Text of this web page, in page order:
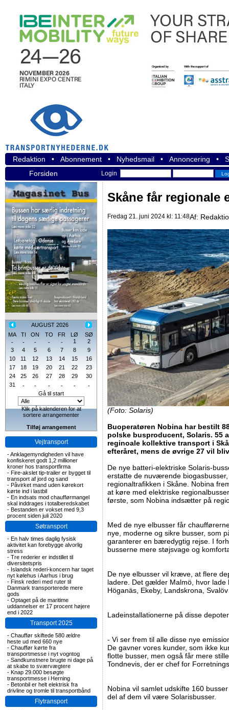
Redaktion • Abonnement • Nyhedsmail • Annoncering •
Forsiden
Login
AUGUST 2026
MA
TI ON TO FR LØ
SØ
-
- - - - 1
2
3
4 5 6 7 8
9
10
11 12 13 14 15
16
17
18 19 20 21 22
23
24
25 26 27 28 29
30
31
- - - - -
-
Gå til start
Klik på kalenderen for at
sortere arrangementer
Tilføj arrangement
Vejtransport
-Anklagemyndigheden vil have
konfiskeret godt 1,2 millioner
kroner hos transportfirma
- Fire-akslet tip-trailer er bygget til
transport af jord og sand
- Påvirket mand uden kørekort
kørte ind i lastbil
- En indsats mod chaufførmangel
skal inddrages i totalberedskabet
- Bestanden er vokset med 9,3
procent siden juli 2020
Søtransport
- En halv times daglig fysisk
aktivitet kan forebygge alvorlig
stress
- Tre rederier er indstillet til
diversitetspris
- Islandsk rederi-koncern har taget
nyt kølehus i Aarhus i brug
- Finsk rederi med ruter til
Danmark transporterede mere
gods
- Optaget på de maritime
uddannelser er 17 procent højere
end i 2022
Transport 2025
- Chauffør skiftede 580 ældre
heste ud med 660 nye
- Chauffør kørte fra
transportmesse i nyt vogntog
- Sandkunstnere brugte ni dage på
at skabe to sværvægtere
- Knap 29.000 besøgte
transportmesse i Herning
- Betonbil er helt elektrisk fra
drivline og tromle til transportbånd
Flytransport
Skåne får regionale
Fredag 21. juni 2024 kl: 11:48Af:
(Foto: Solaris)
Buoperatøren Nobina har bestilt
polske busproducent, Solaris. 55
reginoale kollektive transport i
efteråret, mens de øvrige 27 vil
De nye batteri-elektriske Solaris-
erstatte de nuværende
regionaltrafikken i Skåne. Nobina
at køre med elektriske
første, som Nobina indsætter på
Med de nye elbusser får
nye, moderne og sikre busser, som
garanterer en bæredygtig rejse. I
busserne mere støjsvage og
De nye elbusser vil kræve, at flere
ladere. Det gælder Malmö, hvor
Höganäs, Ekeby, Landskrona,
Ladeinstallationerne på disse
- Vi ser frem til alle disse nye
De gavner vores kunder, som ikke
flotte busser, men også får mere
Tondnevis, der er chef for
Nobina vil samlet udskifte 160
del af dem vil være Solarisbusser.